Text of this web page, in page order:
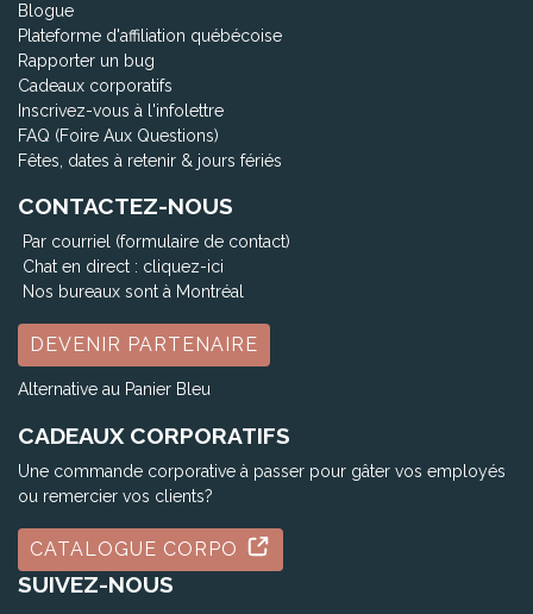
Blogue
Plateforme d'affiliation québécoise
Rapporter un bug
Cadeaux corporatifs
Inscrivez-vous à l'infolettre
FAQ (Foire Aux Questions)
Fêtes, dates à retenir & jours fériés
CONTACTEZ-NOUS
Par courriel (formulaire de contact)
Chat en direct : cliquez-ici
Nos bureaux sont à Montréal
DEVENIR PARTENAIRE
Alternative au Panier Bleu
CADEAUX CORPORATIFS
Une commande corporative à passer pour gâter vos employés
ou remercier vos clients?
CATALOGUE CORPO
SUIVEZ-NOUS